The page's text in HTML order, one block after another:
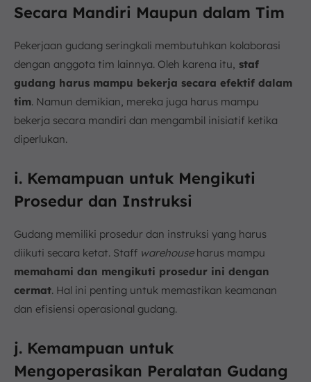
Secara Mandiri Maupun dalam Tim
Pekerjaan gudang seringkali membutuhkan kolaborasi
dengan anggota tim lainnya. Oleh karena itu, staf
gudang harus mampu bekerja secara efektif dalam
tim. Namun demikian, mereka juga harus mampu
bekerja secara mandiri dan mengambil inisiatif ketika
diperlukan.
i. Kemampuan untuk Mengikuti
Prosedur dan Instruksi
Gudang memiliki prosedur dan instruksi yang harus
diikuti secara ketat. Staff warehouseharus mampu
memahami dan mengikuti prosedur ini dengan
cermat. Hal ini penting untuk memastikan keamanan
dan efisiensi operasional gudang.
j. Kemampuan untuk
Mengoperasikan Peralatan Gudang